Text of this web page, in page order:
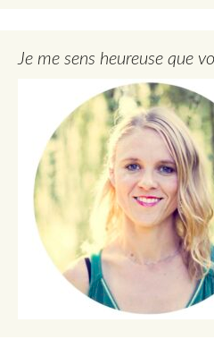
Je me sens heureuse que